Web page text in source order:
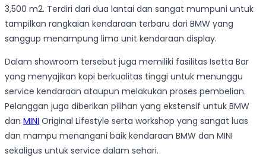
3,500 m2. Terdiri dari dua lantai dan sangat mumpuni untuk
tampilkan rangkaian kendaraan terbaru dari BMW yang
sanggup menampung lima unit kendaraan display.
Dalam showroom tersebut juga memiliki fasilitas Isetta Bar
yang menyajikan kopi berkualitas tinggi untuk menunggu
service kendaraan ataupun melakukan proses pembelian.
Pelanggan juga diberikan pilihan yang ekstensif untuk BMW
dan MINI Original Lifestyle serta workshop yang sangat luas
dan mampu menangani baik kendaraan BMW dan MINI
sekaligus untuk service dalam sehari.